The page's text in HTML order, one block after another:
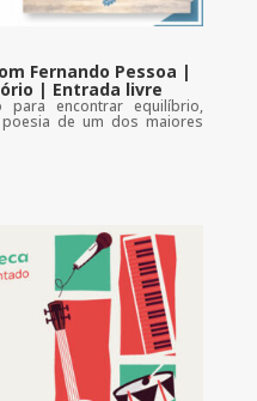
Fernando Pessoa |
| Entrada livre
encontrar equilíbrio,
de um dos maiores